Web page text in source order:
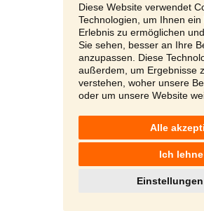
Diese Website verwendet
Technologien, um Ihnen
Erlebnis zu ermöglichen
Sie sehen, besser an Ihre
anzupassen. Diese
außerdem, um Ergebnisse
verstehen, woher unsere
oder um unsere Website
Alle
Ich